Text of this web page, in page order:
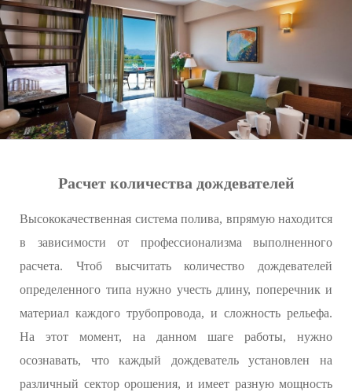
Расчет количества дождевателей
Высококачественная система полива, впрямую находится
в зависимости от профессионализма выполненного
расчета. Чтоб высчитать количество дождевателей
определенного типа нужно учесть длину, поперечник и
материал каждого трубопровода, и сложность рельефа.
На этот момент, на данном шаге работы, нужно
осознавать, что каждый дождеватель установлен на
различный сектор орошения, и имеет разную мощность